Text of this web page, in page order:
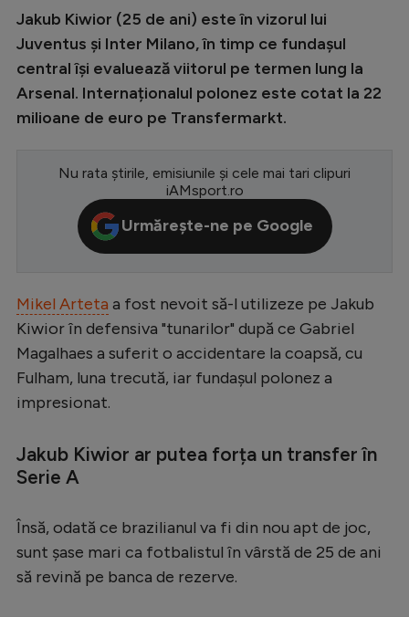
Champions League
Europa League
Conference League
CM 2026
Premier League
Serie A
Bundesliga
Ligue 1
EURO 2024
Clasamente
Jakub Kiwior (25 de ani) este în vizorul lui
Juventus și Inter Milano, în timp ce fundașul
central își evaluează viitorul pe termen lung la
Arsenal. Internaționalul polonez este cotat la 22
milioane de euro pe Transfermarkt.
Nu rata știrile, emisiunile și cele mai tari clipuri
iAMsport.ro
Urmărește-ne pe Google
Mikel Arteta a fost nevoit să-l utilizeze pe Jakub
Kiwior în defensiva "tunarilor" după ce Gabriel
Magalhaes a suferit o accidentare la coapsă, cu
Fulham, luna trecută, iar fundașul polonez a
impresionat.
Jakub Kiwior ar putea forța un transfer în
Serie A
Însă, odată ce brazilianul va fi din nou apt de joc,
sunt șase mari ca fotbalistul în vârstă de 25 de ani
să revină pe banca de rezerve.